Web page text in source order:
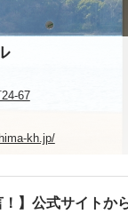
67
kh.jp/
！】公式サイトか